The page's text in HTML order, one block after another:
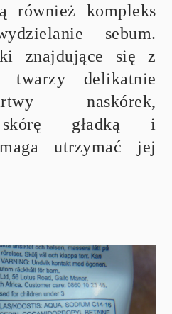
również kompleks
sebum.
znajdujące się z
delikatnie
naskórek,
skórę gładką i
utrzymać jej